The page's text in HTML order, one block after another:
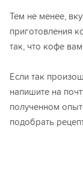
Тем не менее,
приготовления
так, что кофе
Если так
напишите на
полученном
подобрать